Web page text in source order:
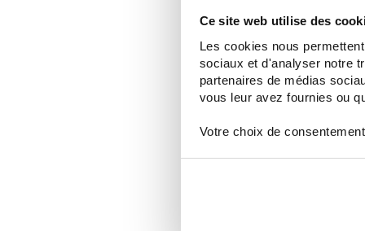
Ce site web utilise des
Les cookies nous
sociaux et d'analyser notre
partenaires de médias
vous leur avez fournies ou
Votre choix de